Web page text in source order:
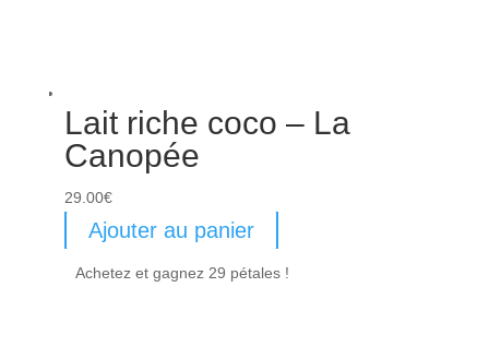
Lait riche coco – La
Canopée
29.00€
Ajouter au panier
Achetez et gagnez 29 pétales !